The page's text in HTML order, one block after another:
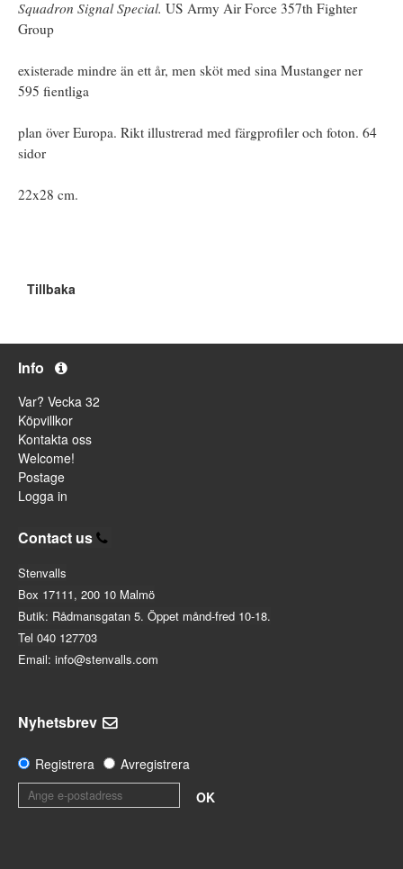
Squadron Signal Special. US Army Air Force 357th Fighter
Group
existerade mindre än ett år, men sköt med sina Mustanger ner
595 fientliga
plan över Europa. Rikt illustrerad med färgprofiler och foton. 64
sidor
22x28 cm.
Tillbaka
Info
Var? Vecka 32
Köpvillkor
Kontakta oss
Welcome!
Postage
Logga in
Contact us
Stenvalls
Box 17111, 200 10 Malmö
Butik: Rådmansgatan 5. Öppet månd-fred 10-18.
Tel 040 127703
Email: info@stenvalls.com
Nyhetsbrev
Registrera
Avregistrera
OK